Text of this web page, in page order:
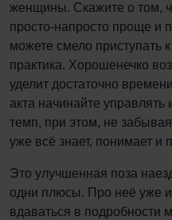
женщины. Скажите о том,
просто-напросто проще и
можете смело приступать
практика. Хорошенечко
уделит достаточно
акта начинайте
темп, при этом, не
уже всё знает, понимает и
Это улучшенная поза
одни плюсы. Про неё уже и
вдаваться в подробности